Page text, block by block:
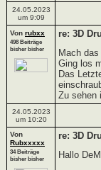
24.05.2023
um 9:09
Von rubxx
498 Beiträge
bisher bisher
re: 3D
Mach
Ging los
Das
Zu sehen
24.05.2023
um 10:20
Von
Rubxxxxx
34 Beiträge
bisher bisher
re: 3D
Hallo